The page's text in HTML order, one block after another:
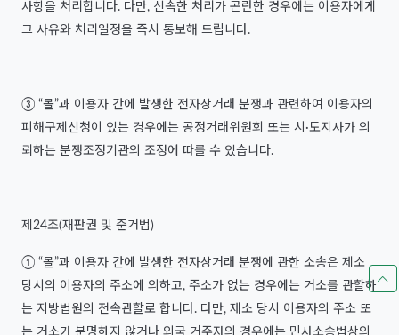
사항을 처리합니다. 다만, 신속한 처리가 곤란한 경우에는 이용자에게
그 사유와 처리일정을 즉시 통보해 드립니다.
③ “몰”과 이용자 간에 발생한 전자상거래 분쟁과 관련하여 이용자의
피해구제신청이 있는 경우에는 공정거래위원회 또는 시·도지사가 의
뢰하는 분쟁조정기관의 조정에 따를 수 있습니다.
제24조(재판권 및 준거법)
① “몰”과 이용자 간에 발생한 전자상거래 분쟁에 관한 소송은 제소
당시의 이용자의 주소에 의하고, 주소가 없는 경우에는 거소를 관할하
는 지방법원의 전속관할로 합니다. 다만, 제소 당시 이용자의 주소 또
는 거소가 분명하지 않거나 외국 거주자의 경우에는 민사소송법상의